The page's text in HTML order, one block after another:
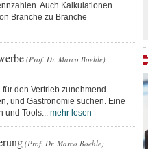
Auch Kalkulationen
Branche zu Branche
(Prof. Dr. Marco Boehle)
den Vertrieb zunehmend
und Gastronomie suchen. Eine
und Tools... mehr lesen
(Prof. Dr. Marco Boehle)